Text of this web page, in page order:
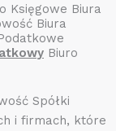
Księgowe Biura
Biura
Biuro
Spółki
i firmach, które